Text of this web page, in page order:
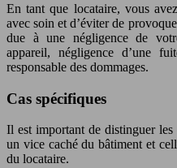
En tant que locataire, vous
avec soin et d’éviter de
due à une négligence de
appareil, négligence d’une
responsable des dommages.
Cas spécifiques
Il est important de distinguer
un vice caché du bâtiment et
du locataire.